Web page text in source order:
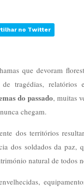
no Twitter
que devoram
tragédias, relatórios
do passado, muitas
chegam.
dos territórios
dos soldados da paz,
natural de todos